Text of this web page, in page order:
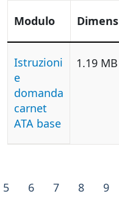
Modulo
Istruzioni
e
domanda
carnet
ATA base
1.19 MB
5 6 7 8 9